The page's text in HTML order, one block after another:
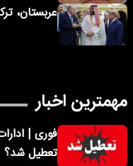
عربستان،
مهمترین اخبار
تعطیل شد؟